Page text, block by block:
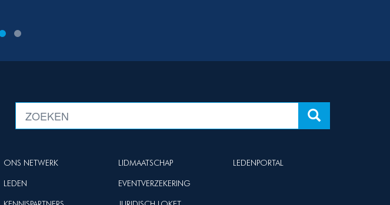
ONS NETWERK
LEDEN
LIDMAATSCHAP
EVENTVERZEKERING
LEDENPORTAL